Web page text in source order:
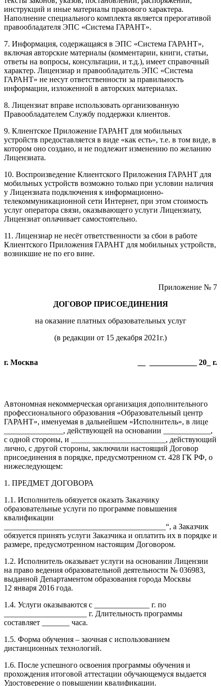
инструкций и иные материалы правового характера.
Наполнение специального комплекта является прерогативой
правообладателя ЭПС «Система ГАРАНТ».
7. Информация, содержащаяся в ЭПС «Система ГАРАНТ»,
включая авторские материалы (комментарии, книги, статьи,
ответы на вопросы, консультации, и т.д.), имеет справочный
характер. Лицензиар и правообладатель ЭПС «Система
ГАРАНТ» не несут ответственности за правильность
информации, изложенной в авторских материалах.
8. Лицензиат вправе использовать организованную
Правообладателем Службу поддержки клиентов.
9. Клиентское Приложение ГАРАНТ для мобильных
устройств предоставляется в виде «как есть», т.е. в том виде, в
котором оно создано, и не подлежит изменению по желанию
Лицензиата.
10. Воспроизведение Клиентского Приложения ГАРАНТ для
мобильных устройств возможно только при условии наличия
у Лицензиата подключения к информационно-
телекоммуникационной сети Интернет, при этом стоимость
услуг оператора связи, оказывающего услуги Лицензиату,
Лицензиат оплачивает самостоятельно.
11. Лицензиар не несёт ответственности за сбои в работе
Клиентского Приложения ГАРАНТ для мобильных устройств,
возникшие не по его вине.
Приложение № 7
ДОГОВОР ПРИСОЕДИНЕНИЯ
на оказание платных образовательных услуг
(в редакции от 15 декабря 2021г.)
г. Москва __ ____________ 20_ г.
Автономная некоммерческая организация дополнительного
профессионального образования «Образовательный центр
ГАРАНТ», именуемая в дальнейшем «Исполнитель», в лице
_______________, действующей на основании ____________,
с одной стороны, и ________________________, действующий
лично, с другой стороны, заключили настоящий Договор
присоединения в порядке, предусмотренном ст. 428 ГК РФ, о
нижеследующем:
1. ПРЕДМЕТ ДОГОВОРА
1.1. Исполнитель обязуется оказать Заказчику
образовательные услуги по программе повышения
квалификации
_________________________________________“, а Заказчик
обязуется принять услуги Заказчика и оплатить их в порядке и
размере, предусмотренном настоящим Договором.
1.2. Исполнитель оказывает услуги на основании Лицензии
на право ведения образовательной деятельности № 036983,
выданной Департаментом образования города Москвы
12 января 2016 года.
1.4. Услуги оказываются с ______________ г. по
_____________________ г. Длительность программы
составляет _______ часа.
1.5. Форма обучения – заочная с использованием
дистанционных технологий.
1.6. После успешного освоения программы обучения и
прохождения итоговой аттестации обучающемуся выдается
Удостоверение о повышении квалификации.